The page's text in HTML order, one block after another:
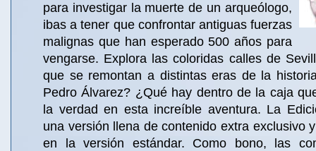
para investigar la muerte de un arqueólogo,
ibas a tener que confrontar antiguas fuerzas
malignas que han esperado 500 años para
vengarse. Explora las coloridas calles de
que se remontan a distintas eras de la
Pedro Álvarez? ¿Qué hay dentro de la caja
la verdad en esta increíble aventura. La
una versión llena de contenido extra exclusivo
en la versión estándar. Como bono, las